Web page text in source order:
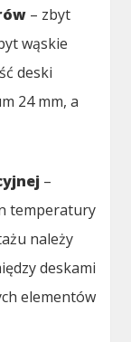
– zbyt
wąskie
deski
24 mm, a
–
temperatury
należy
deskami
elementów